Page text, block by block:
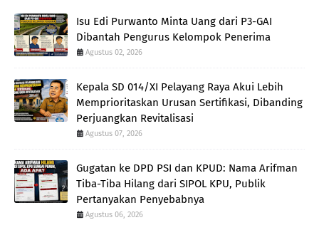
Isu Edi Purwanto Minta Uang dari P3-GAI
Dibantah Pengurus Kelompok Penerima
Agustus 02, 2026
Kepala SD 014/XI Pelayang Raya Akui Lebih
Memprioritaskan Urusan Sertifikasi, Dibanding
Perjuangkan Revitalisasi
Agustus 07, 2026
Gugatan ke DPD PSI dan KPUD: Nama Arifman
Tiba-Tiba Hilang dari SIPOL KPU, Publik
Pertanyakan Penyebabnya
Agustus 06, 2026